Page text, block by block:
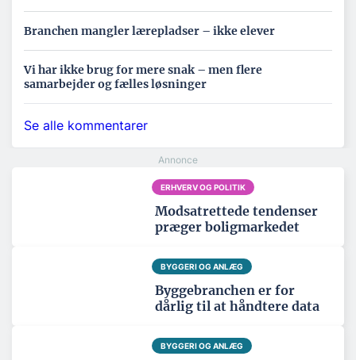
Branchen mangler lærepladser – ikke elever
Vi har ikke brug for mere snak – men flere
samarbejder og fælles løsninger
Se alle kommentarer
ERHVERV OG POLITIK
Modsatrettede tendenser
præger boligmarkedet
BYGGERI OG ANLÆG
Byggebranchen er for
dårlig til at håndtere data
BYGGERI OG ANLÆG